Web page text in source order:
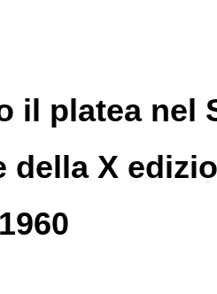
il platea nel
della X